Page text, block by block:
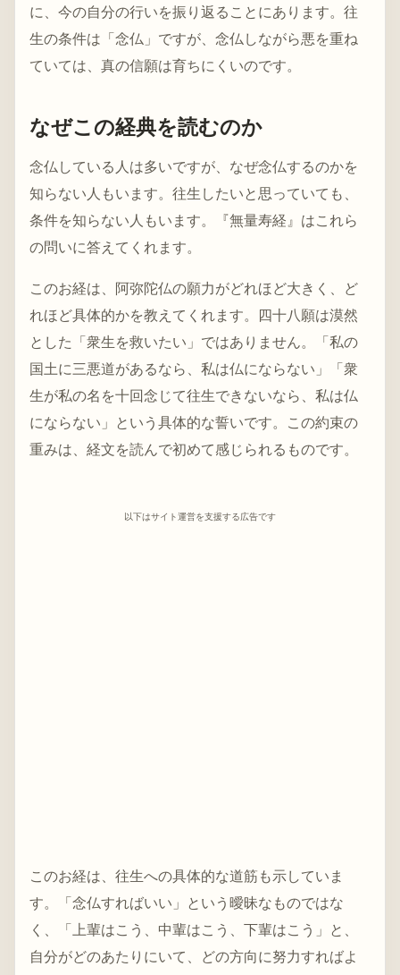
に、今の自分の行いを振り返ることにあります。往
生の条件は「念仏」ですが、念仏しながら悪を重ね
ていては、真の信願は育ちにくいのです。
なぜこの経典を読むのか
念仏している人は多いですが、なぜ念仏するのかを
知らない人もいます。往生したいと思っていても、
条件を知らない人もいます。『無量寿経』はこれら
の問いに答えてくれます。
このお経は、阿弥陀仏の願力がどれほど大きく、ど
れほど具体的かを教えてくれます。四十八願は漠然
とした「衆生を救いたい」ではありません。「私の
国土に三悪道があるなら、私は仏にならない」「衆
生が私の名を十回念じて往生できないなら、私は仏
にならない」という具体的な誓いです。この約束の
重みは、経文を読んで初めて感じられるものです。
以下はサイト運営を支援する広告です
このお経は、往生への具体的な道筋も示していま
す。「念仏すればいい」という曖昧なものではな
く、「上輩はこう、中輩はこう、下輩はこう」と、
自分がどのあたりにいて、どの方向に努力すればよ